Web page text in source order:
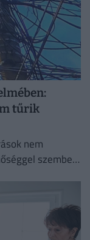
tűrik
nem
szemben,